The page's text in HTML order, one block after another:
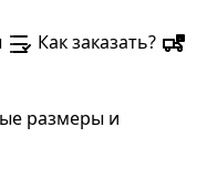
Как заказать?
размеры и